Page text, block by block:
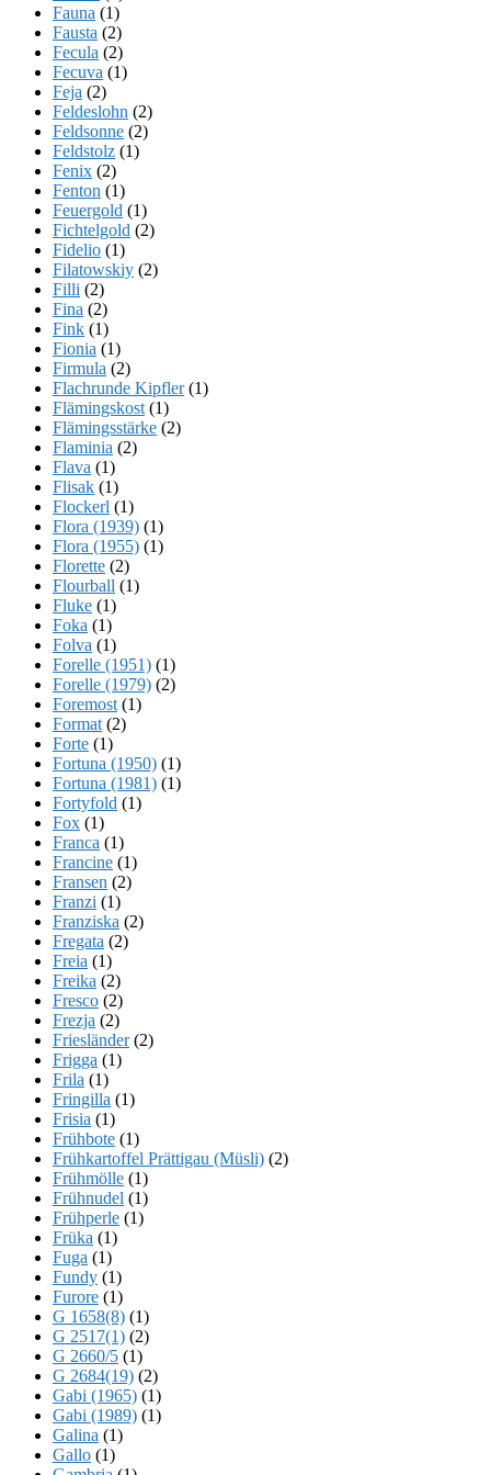
Fauna (1)
Fausta (2)
Fecula (2)
Fecuva (1)
Feja (2)
Feldeslohn (2)
Feldsonne (2)
Feldstolz (1)
Fenix (2)
Fenton (1)
Feuergold (1)
Fichtelgold (2)
Fidelio (1)
Filatowskiy (2)
Filli (2)
Fina (2)
Fink (1)
Fionia (1)
Firmula (2)
Flachrunde Kipfler(1)
Flämingskost (1)
Flämingsstärke (2)
Flaminia (2)
Flava (1)
Flisak (1)
Flockerl (1)
Flora (1939) (1)
Flora (1955) (1)
Florette (2)
Flourball (1)
Fluke (1)
Foka (1)
Folva (1)
Forelle (1951) (1)
Forelle (1979) (2)
Foremost (1)
Format (2)
Forte (1)
Fortuna (1950) (1)
Fortuna (1981) (1)
Fortyfold (1)
Fox (1)
Franca (1)
Francine (1)
Fransen (2)
Franzi (1)
Franziska (2)
Fregata (2)
Freia (1)
Freika (2)
Fresco (2)
Frezja (2)
Friesländer(2)
Frigga (1)
Frila (1)
Fringilla (1)
Frisia (1)
Frühbote (1)
Frühkartoffel Prättigau (Müsli) (2)
Frühmölle (1)
Frühnudel (1)
Frühperle (1)
Früka (1)
Fuga (1)
Fundy (1)
Furore (1)
G 1658(8) (1)
G 2517(1) (2)
G 2660/5 (1)
G 2684(19) (2)
Gabi (1965) (1)
Gabi (1989) (1)
Galina (1)
Gallo (1)